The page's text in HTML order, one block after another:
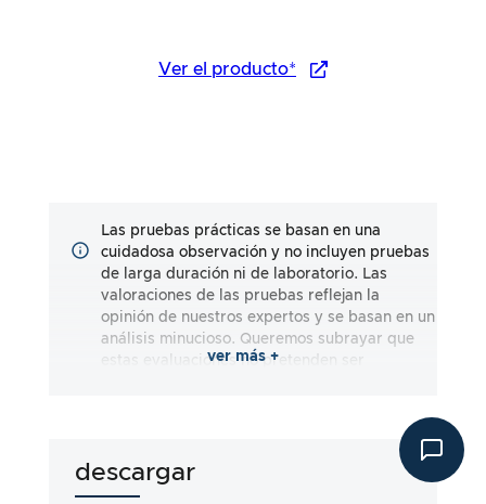
Ver el producto*
Las pruebas prácticas se basan en una
cuidadosa observación y no incluyen pruebas
de larga duración ni de laboratorio. Las
valoraciones de las pruebas reflejan la
opinión de nuestros expertos y se basan en un
análisis minucioso. Queremos subrayar que
estas evaluaciones no pretenden ser
entender, sin que se asuma responsabilidad
alguna por la exactitud o integridad de los
ver más +
descargar